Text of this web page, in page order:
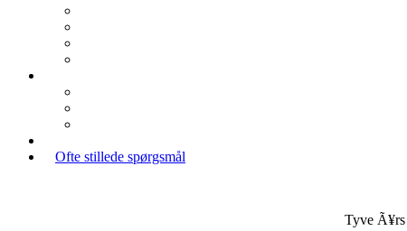
Ofte stillede spørgsmål
Tyve Ã¥rs